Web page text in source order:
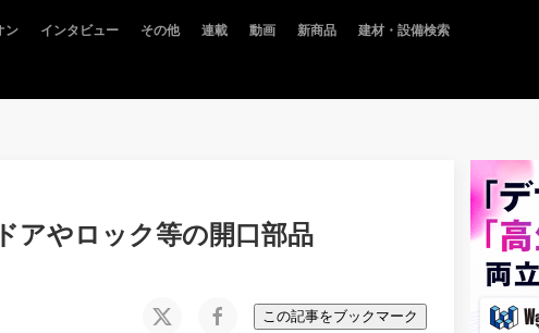
ン インタビュー その他 連載 動画 新商品 建材・設備検索
アやロック等の開口部品
この記事をブックマーク